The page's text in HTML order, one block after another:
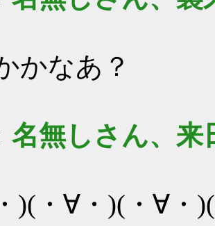
かなあ？
名無しさん、来
)(・∀・)(・∀・